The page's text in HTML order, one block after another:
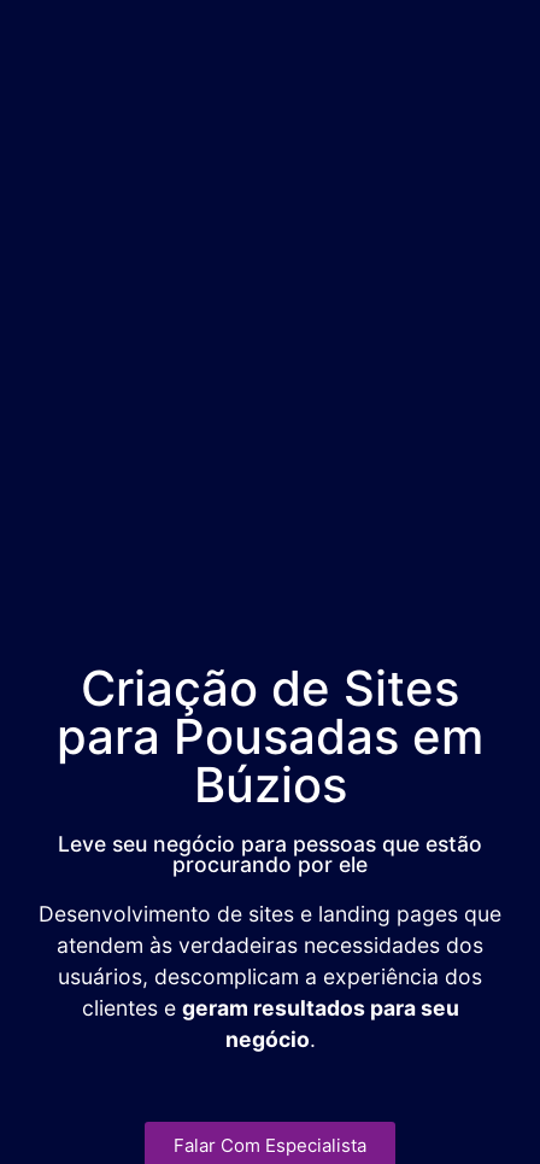
Criação de Sites
para Pousadas em
Búzios
Leve seu negócio para pessoas que estão
procurando por ele
Desenvolvimento de sites e landing pages que
atendem às verdadeiras necessidades dos
usuários, descomplicam a experiência dos
clientes e geram resultados para seu
negócio.
Falar Com Especialista